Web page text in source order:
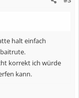
halt einfach
korrekt ich würde
kann.